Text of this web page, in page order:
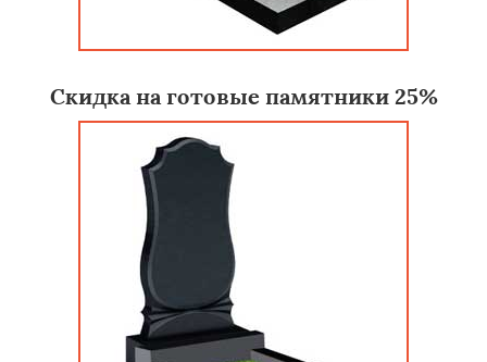
Скидка на готовые памятники 25%